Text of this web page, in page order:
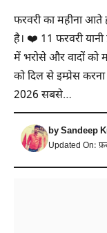
फरवरी का महीना आते
है। ❤️ 11 फरवरी यानी
में भरोसे और वादों को
को दिल से इम्प्रेस
2026 सबसे…
bySandeep
Updated On: